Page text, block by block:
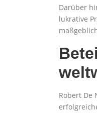
Darüber
lukrative
Robert De